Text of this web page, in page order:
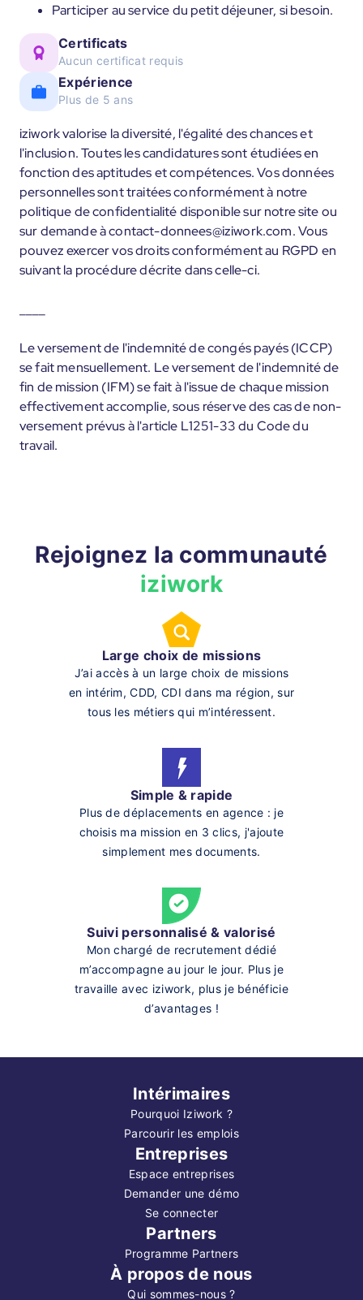
Participer au service du petit déjeuner, si besoin.
Certificats
Aucun certificat requis
Expérience
Plus de 5 ans
iziwork valorise la diversité, l'égalité des chances et
l'inclusion. Toutes les candidatures sont étudiées en
fonction des aptitudes et compétences. Vos données
personnelles sont traitées conformément à notre
politique de confidentialité disponible sur notre site ou
sur demande à contact-donnees@iziwork.com. Vous
pouvez exercer vos droits conformément au RGPD en
suivant la procédure décrite dans celle-ci.
Le versement de l'indemnité de congés payés (ICCP)
se fait mensuellement. Le versement de l'indemnité de
fin de mission (IFM) se fait à l'issue de chaque mission
effectivement accomplie, sous réserve des cas de non-
versement prévus à l'article L1251-33 du Code du
travail.
Rejoignez la communauté
iziwork
Large choix de missions
J’ai accès à un large choix de missions
en intérim, CDD, CDI dans ma région, sur
tous les métiers qui m’intéressent.
Simple & rapide
Plus de déplacements en agence : je
choisis ma mission en 3 clics, j'ajoute
simplement mes documents.
Suivi personnalisé & valorisé
Mon chargé de recrutement dédié
m’accompagne au jour le jour. Plus je
travaille avec iziwork, plus je bénéficie
d’avantages !
Intérimaires
Pourquoi Iziwork ?
Parcourir les emplois
Entreprises
Espace entreprises
Demander une démo
Se connecter
Partners
Programme Partners
À propos de nous
Qui sommes-nous ?